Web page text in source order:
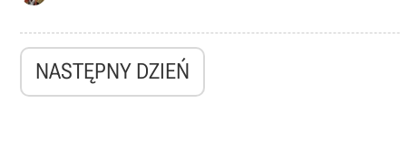
NASTĘPNY DZIEŃ